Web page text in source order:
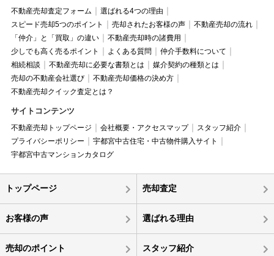
不動産売却査定フォーム
選ばれる4つの理由
スピード売却5つのポイント
売却されたお客様の声
不動産売却の流れ
「仲介」と「買取」の違い
不動産売却時の諸費用
少しでも高く売るポイント
よくある質問
仲介手数料について
相続相談
不動産売却に必要な書類とは
媒介契約の種類とは
売却の不動産会社選び
不動産売却価格の決め方
不動産売却クイック査定とは？
サイトコンテンツ
不動産売却トップページ 会社概要・アクセスマップ
スタッフ紹介
プライバシーポリシー
宇都宮中古住宅・中古物件購入サイト
宇都宮中古マンションカタログ
トップページ 売却査定
お客様の声 選ばれる理由
売却のポイント スタッフ紹介